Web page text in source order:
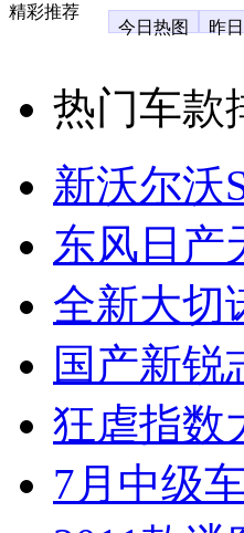
精彩推荐
今日热图
昨
热门车款
新沃尔沃
东风日产
全新大切
国产新锐
狂虐指数
7月中级